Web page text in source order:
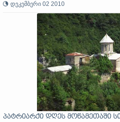
დეკემბერი 02 2010
პატრიარქი დღეს მოწამეთაში